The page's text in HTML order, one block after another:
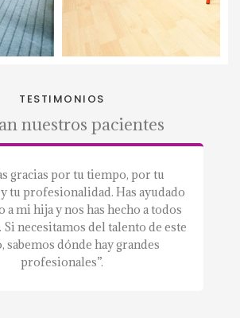
TESTIMONIOS
nuestros pacientes
gracias por tu tiempo, por tu
tu profesionalidad. Has ayudado
mi hija y nos has hecho a todos
Si necesitamos del talento de este
sabemos dónde hay grandes
profesionales”.